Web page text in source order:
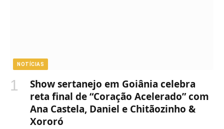
NOTÍCIAS
Show sertanejo em Goiânia celebra
reta final de “Coração Acelerado” com
Ana Castela, Daniel e Chitãozinho &
Xororó